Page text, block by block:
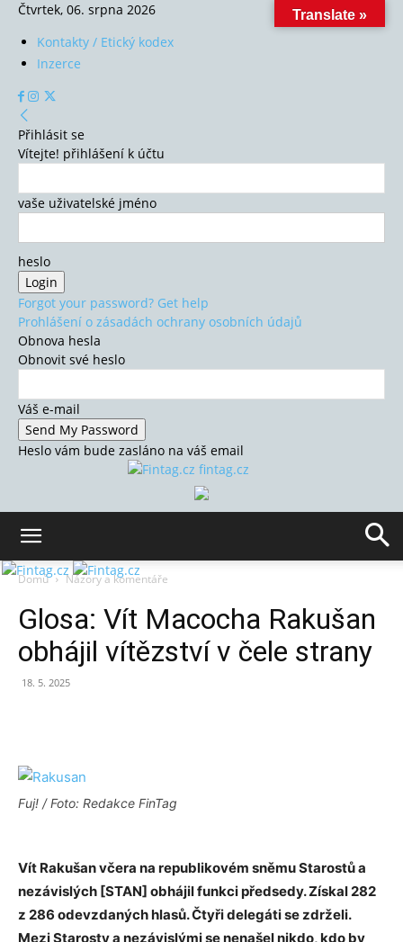
Čtvrtek, 06. srpna 2026
Kontakty / Etický kodex
Inzerce
Přihlásit se
Vítejte! přihlášení k účtu
vaše uživatelské jméno
heslo
Forgot your password? Get help
Prohlášení o zásadách ochrany osobních údajů
Obnova hesla
Obnovit své heslo
Váš e-mail
Heslo vám bude zasláno na váš email
fintag.cz
Domů Názory a komentáře
Glosa: Vít Macocha Rakušan
obhájil vítězství v čele strany
18. 5. 2025
Fuj! / Foto: Redakce FinTag
Vít Rakušan včera na republikovém sněmu Starostů a
nezávislých [STAN] obhájil funkci předsedy. Získal 282
z 286 odevzdaných hlasů. Čtyři delegáti se zdrželi.
Mezi Starosty a nezávislými se nenašel nikdo, kdo by
Translate »